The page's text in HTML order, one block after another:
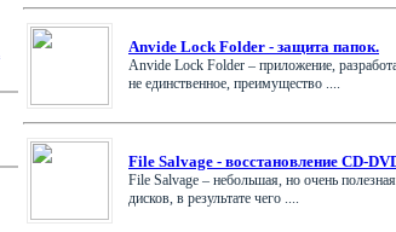
Anvide Lock Folder - защита папок.
Anvide Lock Folder – приложение,
не единственное, преимущество ....
File Salvage - восстановление CD-
File Salvage – небольшая, но очень
дисков, в результате чего ....